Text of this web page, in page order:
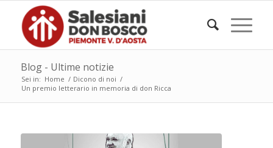
Blog - Ultime notizie
Sei in: Home / Dicono di noi /
Un premio letterario in memoria di don Ricca